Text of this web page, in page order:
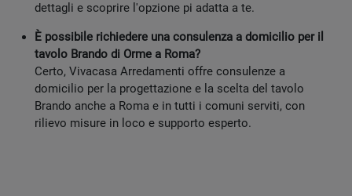
dettagli e scoprire l'opzione pi adatta a te.
È possibile richiedere una consulenza a domicilio per il
tavolo Brando di Orme a Roma?
Certo, Vivacasa Arredamenti offre consulenze a
domicilio per la progettazione e la scelta del tavolo
Brando anche a Roma e in tutti i comuni serviti, con
rilievo misure in loco e supporto esperto.